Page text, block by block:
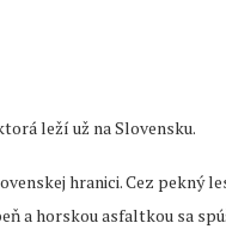
leží už na Slovensku.
hranici. Cez pekný
a horskou asfaltkou sa